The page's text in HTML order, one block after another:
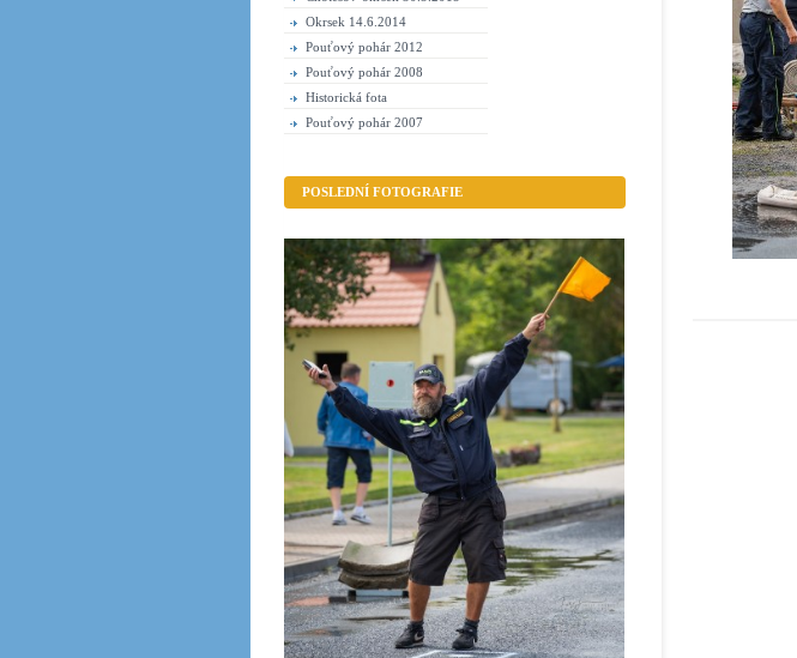
Okrsek 14.6.2014
Pouťový pohár 2012
Pouťový pohár 2008
Historická fota
Pouťový pohár 2007
POSLEDNÍ FOTOGRAFIE